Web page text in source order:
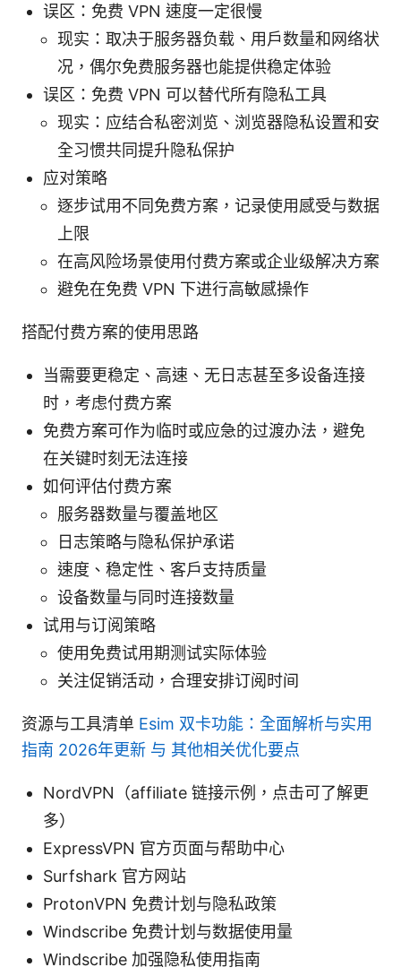
误区：免费 VPN 速度一定很慢
现实：取决于服务器负载、用户数量和网络状
况，偶尔免费服务器也能提供稳定体验
误区：免费 VPN 可以替代所有隐私工具
现实：应结合私密浏览、浏览器隐私设置和安
全习惯共同提升隐私保护
应对策略
逐步试用不同免费方案，记录使用感受与数据
上限
在高风险场景使用付费方案或企业级解决方案
避免在免费 VPN 下进行高敏感操作
搭配付费方案的使用思路
当需要更稳定、高速、无日志甚至多设备连接
时，考虑付费方案
免费方案可作为临时或应急的过渡办法，避免
在关键时刻无法连接
如何评估付费方案
服务器数量与覆盖地区
日志策略与隐私保护承诺
速度、稳定性、客户支持质量
设备数量与同时连接数量
试用与订阅策略
使用免费试用期测试实际体验
关注促销活动，合理安排订阅时间
资源与工具清单 Esim 双卡功能：全面解析与实用
指南 2026年更新 与 其他相关优化要点
NordVPN（affiliate 链接示例，点击可了解更
多）
ExpressVPN 官方页面与帮助中心
Surfshark 官方网站
ProtonVPN 免费计划与隐私政策
Windscribe 免费计划与数据使用量
Windscribe 加强隐私使用指南